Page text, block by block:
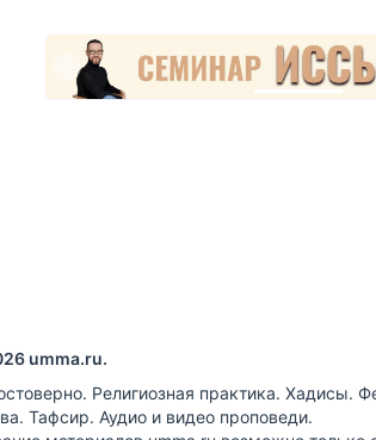
umma.ru.
Религиозная практика. Хадисы.
Тафсир. Аудио и видео проповеди.